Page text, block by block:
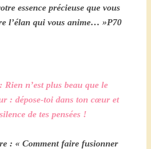
essence précieuse que vous
l’élan qui vous anime… »P70
Rien n’est plus beau que le
: dépose-toi dans ton cœur et
de tes pensées !
: « Comment faire fusionner